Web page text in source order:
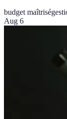
budget maîtrisé
Aug 6